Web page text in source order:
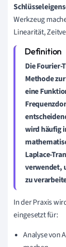
Werkzeug
Linearität,
DieFourier-
Methode
eine
wird häufig
Laplace-
verwendet,
zu
In der Praxis
eingesetzt für:
Analyse von